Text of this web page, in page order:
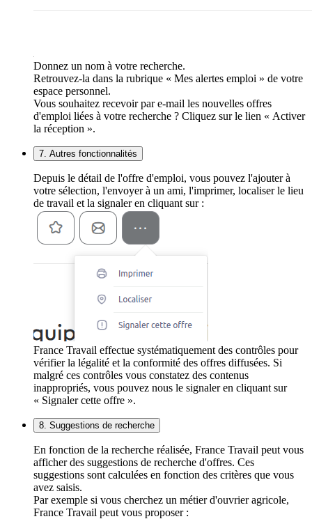
Donnez un nom à votre recherche.
Retrouvez-la dans la rubrique « Mes alertes emploi » de votre
espace personnel.
Vous souhaitez recevoir par e-mail les nouvelles offres
d'emploi liées à votre recherche ? Cliquez sur le lien « Activer
la réception ».
7. Autres fonctionnalités
Depuis le détail de l'offre d'emploi, vous pouvez l'ajouter à
votre sélection, l'envoyer à un ami, l'imprimer, localiser le lieu
de travail et la signaler en cliquant sur :
France Travail effectue systématiquement des contrôles pour
vérifier la légalité et la conformité des offres diffusées. Si
malgré ces contrôles vous constatez des contenus
inappropriés, vous pouvez nous le signaler en cliquant sur
« Signaler cette offre ».
8. Suggestions de recherche
En fonction de la recherche réalisée, France Travail peut vous
afficher des suggestions de recherche d'offres. Ces
suggestions sont calculées en fonction des critères que vous
avez saisis.
Par exemple si vous cherchez un métier d'ouvrier agricole,
France Travail peut vous proposer :